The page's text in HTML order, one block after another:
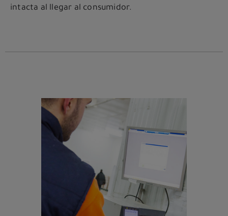
intacta al llegar al consumidor.